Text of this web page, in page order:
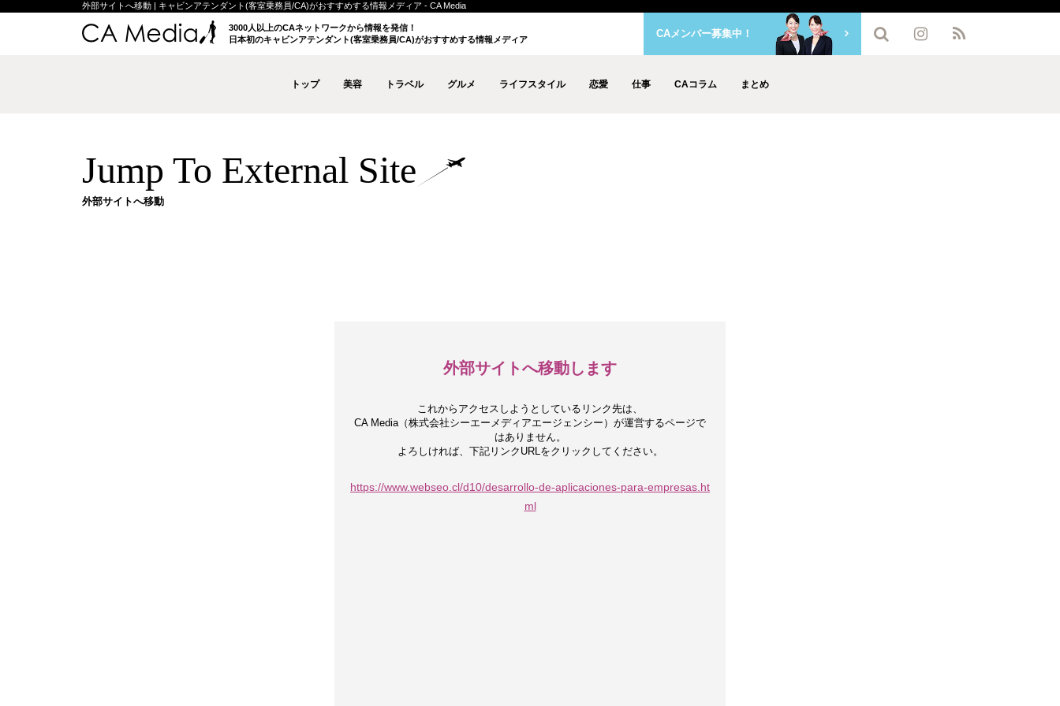
外部サイトへ移動 | キャビンアテンダント(客室乗務員/CA)がおすすめする情報メディア - CA Media
3000人以上のCAネットワークから情報を発信！
日本初のキャビンアテンダント(客室乗務員/CA)がおすすめする情報メディア
トップ 美容 トラベル グルメ ライフスタイル 恋愛 仕事 CAコラム まとめ
CAメンバー募集中！
Jump To External Site
外部サイトへ移動
外部サイトへ移動します
これからアクセスしようとしているリンク先は、
CA Media（株式会社シーエーメディアエージェンシー）が運営するページで
はありません。
よろしければ、下記リンクURLをクリックしてください。
https://www.webseo.cl/d10/desarrollo-de-aplicaciones-para-empresas.ht
ml